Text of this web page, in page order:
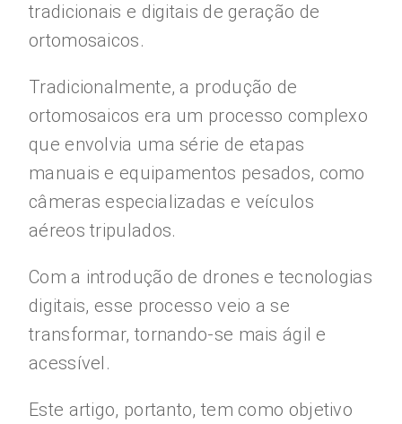
tradicionais e digitais de geração de
ortomosaicos.
Tradicionalmente, a produção de
ortomosaicos era um processo complexo
que envolvia uma série de etapas
manuais e equipamentos pesados, como
câmeras especializadas e veículos
aéreos tripulados.
Com a introdução de drones e tecnologias
digitais, esse processo veio a se
transformar, tornando-se mais ágil e
acessível.
Este artigo, portanto, tem como objetivo